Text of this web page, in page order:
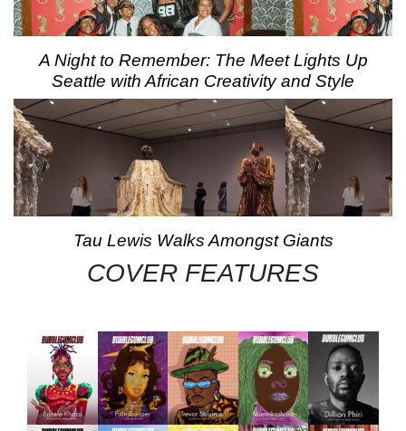
A Night to Remember: The Meet Lights Up
Seattle with African Creativity and Style
Tau Lewis Walks Amongst Giants
COVER FEATURES